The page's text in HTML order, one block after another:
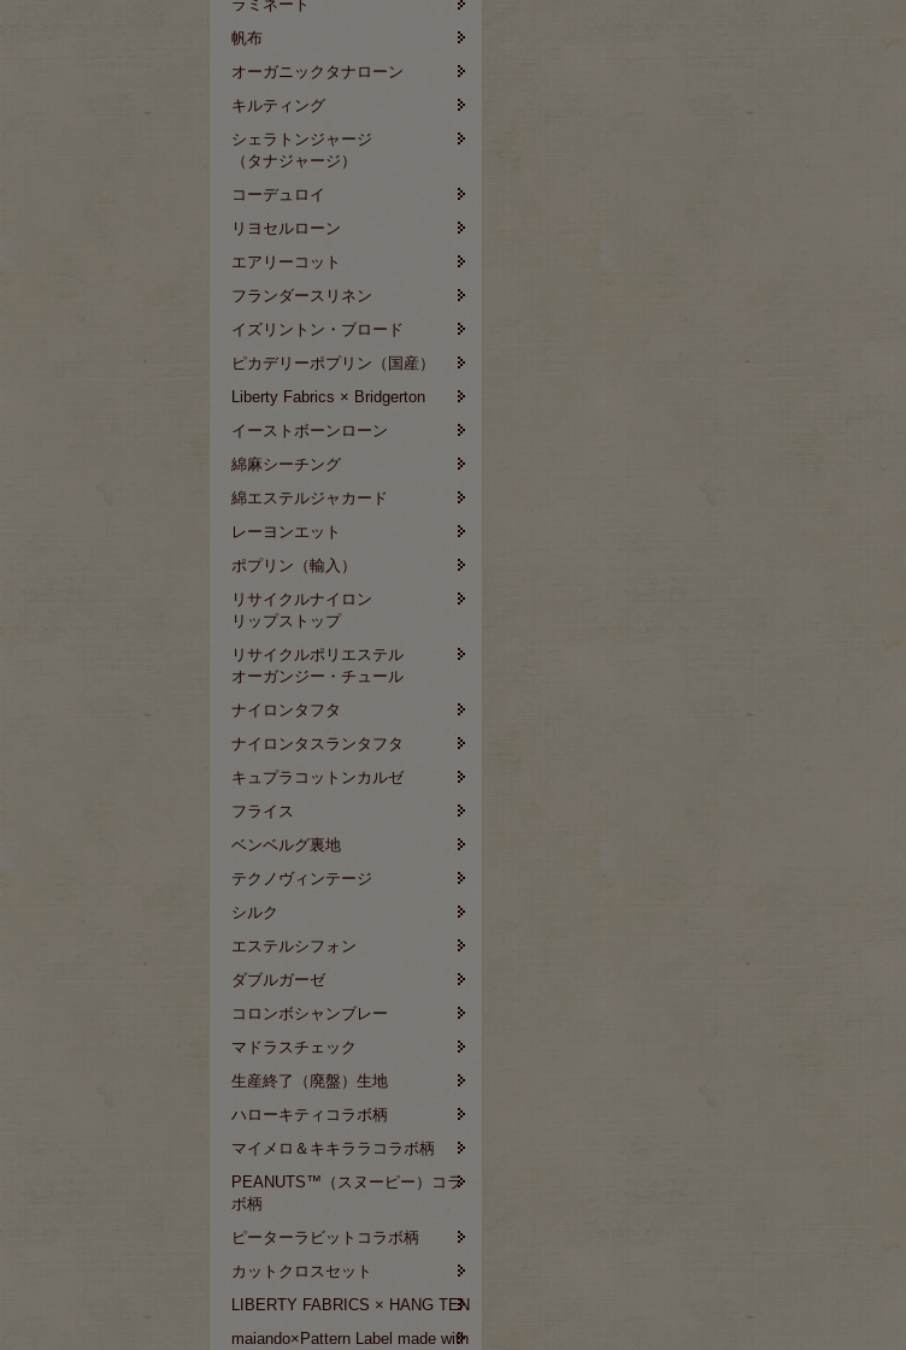
ラミネート
帆布
オーガニックタナローン
キルティング
シェラトンジャージ
（タナジャージ）
コーデュロイ
リヨセルローン
エアリーコット
フランダースリネン
イズリントン・ブロード
ピカデリーポプリン（国産）
Liberty Fabrics × Bridgerton
イーストボーンローン
綿麻シーチング
綿エステルジャカード
レーヨンエット
ポプリン（輸入）
リサイクルナイロン
リップストップ
リサイクルポリエステル
オーガンジー・チュール
ナイロンタフタ
ナイロンタスランタフタ
キュプラコットンカルゼ
フライス
ベンベルグ裏地
テクノヴィンテージ
シルク
エステルシフォン
ダブルガーゼ
コロンボシャンブレー
マドラスチェック
生産終了（廃盤）生地
ハローキティコラボ柄
マイメロ＆キキララコラボ柄
PEANUTS™（スヌーピー）コラ
ボ柄
ピーターラビットコラボ柄
カットクロスセット
LIBERTY FABRICS × HANG TEN
maiando×Pattern Label made with